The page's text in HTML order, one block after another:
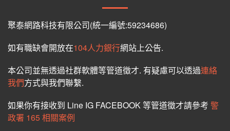
聚泰網路科技有限公司(統一編號:59234686)
如有職缺會開放在104人力銀行網站上公告.
本公司並無透過社群軟體等管道徵才. 有疑慮可以透過連絡
我們方式與我們聯繫.
如果你有接收到 Line IG FACEBOOK 等管道徵才請參考 警
政署 165 相關案例